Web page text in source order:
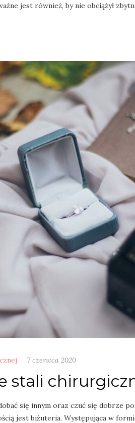
jest również, by nie obciążył
7 czerwca 2020
stali
się innym oraz czuć się dobrze
jest biżuteria. Występująca w